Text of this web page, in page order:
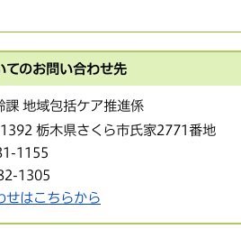
てのお問い合わせ先
課 地域包括ケア推進係
栃木県さくら市氏家2771番地
1155
1305
せはこちらから